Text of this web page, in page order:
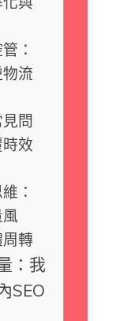
：
流
問
效
：
風
轉
：我
SEO